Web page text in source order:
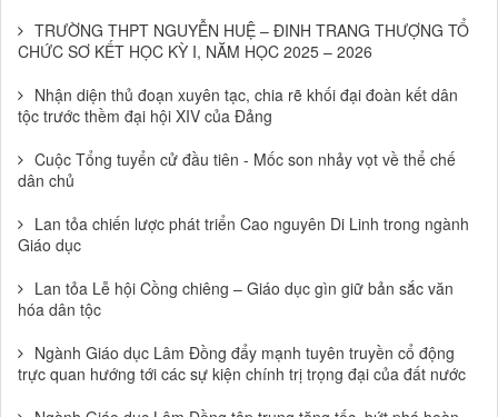
TRƯỜNG THPT NGUYỄN HUỆ – ĐINH TRANG THƯỢNG TỔ
CHỨC SƠ KẾT HỌC KỲ I, NĂM HỌC 2025 – 2026
Nhận diện thủ đoạn xuyên tạc, chia rẽ khối đại đoàn kết dân
tộc trước thềm đại hội XIV của Đảng
Cuộc Tổng tuyển cử đầu tiên - Mốc son nhảy vọt về thể chế
dân chủ
Lan tỏa chiến lược phát triển Cao nguyên Di Linh trong ngành
Giáo dục
Lan tỏa Lễ hội Cồng chiêng – Giáo dục gìn giữ bản sắc văn
hóa dân tộc
Ngành Giáo dục Lâm Đồng đẩy mạnh tuyên truyền cổ động
trực quan hướng tới các sự kiện chính trị trọng đại của đất nước